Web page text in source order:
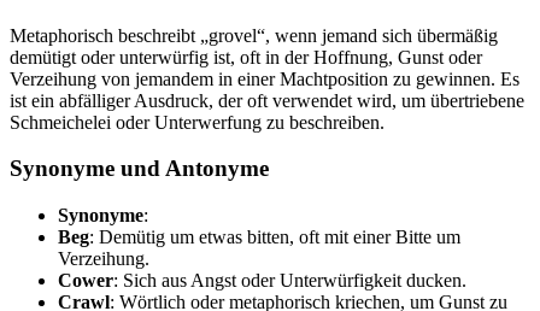
Metaphorisch beschreibt „grovel“, wenn jemand sich übermäßig
demütigt oder unterwürfig ist, oft in der Hoffnung, Gunst oder
Verzeihung von jemandem in einer Machtposition zu gewinnen. Es
ist ein abfälliger Ausdruck, der oft verwendet wird, um übertriebene
Schmeichelei oder Unterwerfung zu beschreiben.
Synonyme und Antonyme
Synonyme:
Beg: Demütig um etwas bitten, oft mit einer Bitte um
Verzeihung.
Cower: Sich aus Angst oder Unterwürfigkeit ducken.
Crawl: Wörtlich oder metaphorisch kriechen, um Gunst zu